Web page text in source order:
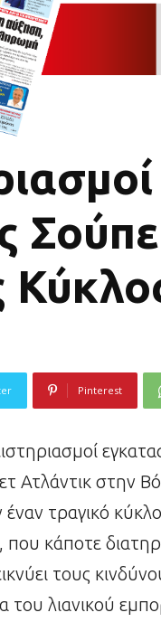
Pinterest
Ατλάντικ στην
έναν τραγικό
που κάποτε
τους
του λιανικού